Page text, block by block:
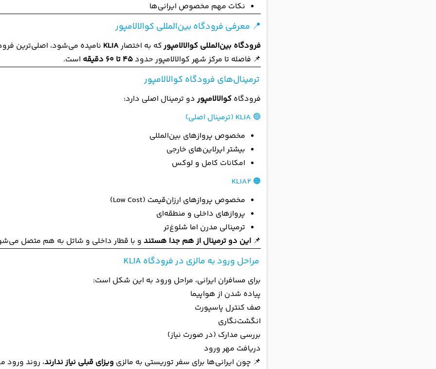
نکات مهم مخصوص ایرانی‌ها
📍 معرفی فرودگاه بین‌المللی کوالالامپور
فرودگاه بین‌المللی کوالالامپورکه به اختصارKLIA نامیده می‌شود، اصلی‌ترین
📌 فاصله تا مرکز شهرکوالالامپورحدود۴۵ تا ۶۰ دقیقه است.
ترمینال‌های فرودگاه کوالالامپور
فرودگاه کوالالامپوردو ترمینال اصلی دارد:
🟢 KLIA (ترمینال اصلی)
مخصوص پروازهای بین‌المللی
بیشتر ایرلاین‌های خارجی
امکانات کامل و لوکس
🟠 KLIA2
مخصوص پروازهای ارزان‌قیمت (Low Cost)
پروازهای داخلی و منطقه‌ای
ترمینالی مدرن اما شلوغ‌تر
📌 این دو ترمینال از هم جدا هستند و با قطار داخلی و شاتل به هم متصل
مراحل ورود به مالزی در فرودگاه KLIA
برای مسافران ایرانی، مراحل ورود به این شکل است:
پیاده شدن از هواپیما
صف کنترل پاسپورت
انگشت‌نگاری
بررسی مدارک (در صورت نیاز)
دریافت مهر ورود
📌 چون ایرانی‌ها برای سفر توریستی به مالزی ویزای قبلی نیاز ندارند، روند